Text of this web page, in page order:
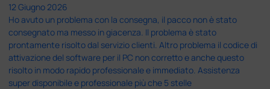
12 Giugno 2026
Ho avuto un problema con la consegna, il pacco non è stato
consegnato ma messo in giacenza. Il problema è stato
prontamente risolto dal servizio clienti. Altro problema il codice di
attivazione del software per il PC non corretto e anche questo
risolto in modo rapido professionale e immediato. Assistenza
super disponibile e professionale più che 5 stelle